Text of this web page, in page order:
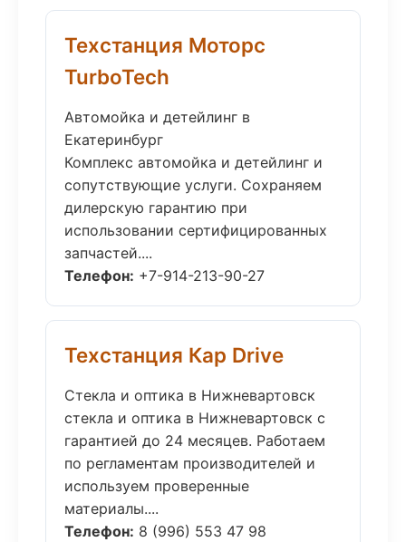
Техстанция Моторс
TurboTech
Автомойка и детейлинг в
Екатеринбург
Комплекс автомойка и детейлинг и
сопутствующие услуги. Сохраняем
дилерскую гарантию при
использовании сертифицированных
запчастей....
Телефон: +7-914-213-90-27
Техстанция Кар Drive
Стекла и оптика в Нижневартовск
стекла и оптика в Нижневартовск с
гарантией до 24 месяцев. Работаем
по регламентам производителей и
используем проверенные
материалы....
Телефон: 8 (996) 553 47 98